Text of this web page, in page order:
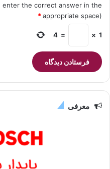
enter the correct answer in the
appropriate space)
*
1
×
=
4
معرفی